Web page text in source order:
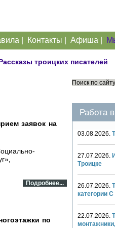
Контакты Афиша
троицких писателей
заявок на
Подробнее...
по
Работа
03.08.2026.
27.07.2026.
Троицке
26.07.2026.
категории С
22.07.2026.